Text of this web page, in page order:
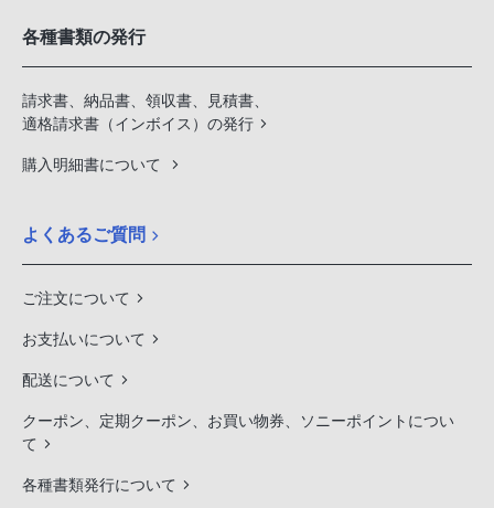
各種書類の発行
請求書、納品書、領収書、見積書、
適格請求書（インボイス）の発行
購入明細書について
よくあるご質問
ご注文について
お支払いについて
配送について
クーポン、定期クーポン、お買い物券、ソニーポイントについ
て
各種書類発行について